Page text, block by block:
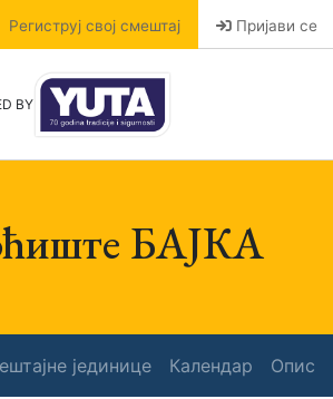
Региструј свој смештај Пријави се
BY
БАЈКА
јединице Календар Опис